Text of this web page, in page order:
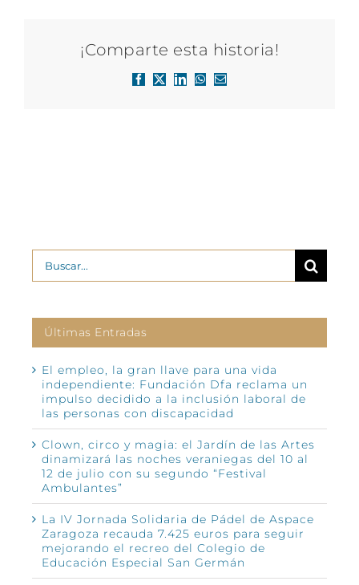
¡Comparte esta historia!
Facebook
X LinkedInWhatsApp
Correo
Buscar:
Últimas Entradas
El empleo, la gran llave para una vida
independiente: Fundación Dfa reclama un
impulso decidido a la inclusión laboral de
las personas con discapacidad
Clown, circo y magia: el Jardín de las Artes
dinamizará las noches veraniegas del 10 al
12 de julio con su segundo “Festival
Ambulantes”
La IV Jornada Solidaria de Pádel de Aspace
Zaragoza recauda 7.425 euros para seguir
mejorando el recreo del Colegio de
Educación Especial San Germán